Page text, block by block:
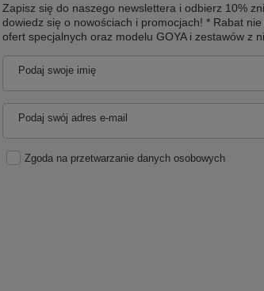
Zapisz się do naszego newslettera i odbierz 10%
dowiedz się o nowościach i promocjach! * Rabat
ofert specjalnych oraz modelu GOYA i zestawów z
Podaj swoje imię
Podaj swój adres e-mail
Zgoda na przetwarzanie danych osobowych